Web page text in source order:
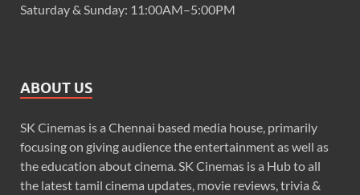
Saturday & Sunday: 11:00AM–5:00PM
ABOUT US
SK Cinemas is a Chennai based media house, primarily
focusing on giving audience the entertainment as well as
the education about cinema. SK Cinemas is a Hub to all
the latest tamil cinema updates, movie reviews, trivia &